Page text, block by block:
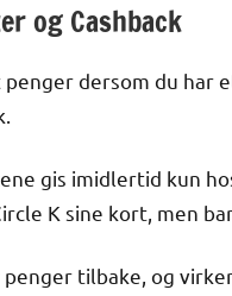
og Cashback
penger dersom du har
gis imidlertid kun
K sine kort, men
penger tilbake, og